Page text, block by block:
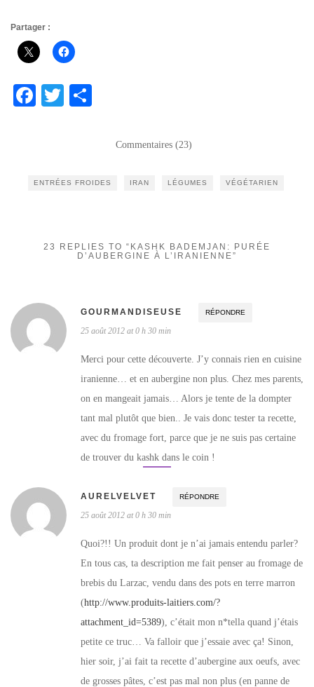
Partager :
Fa
T
Commentaires (23)
ENTRÉES FROIDES IRAN LÉGUMES VÉGÉTARIEN
23 REPLIES TO “KASHK BADEMJAN: PURÉE
D’AUBERGINE À L’IRANIENNE”
GOURMANDISEUSE RÉPONDRE
25 août 2012 at 0 h 30 min
Merci pour cette découverte. J’y connais rien en cuisine
iranienne… et en aubergine non plus. Chez mes parents,
on en mangeait jamais… Alors je tente de la dompter
tant mal plutôt que bien.. Je vais donc tester ta recette,
avec du fromage fort, parce que je ne suis pas certaine
de trouver du kashk dans le coin !
AURELVELVET RÉPONDRE
25 août 2012 at 0 h 30 min
Quoi?!! Un produit dont je n’ai jamais entendu parler?
En tous cas, ta description me fait penser au fromage de
brebis du Larzac, vendu dans des pots en terre marron
(http://www.produits-laitiers.com/?
attachment_id=5389), c’était mon n*tella quand j’étais
petite ce truc… Va falloir que j’essaie avec ça! Sinon,
hier soir, j’ai fait ta recette d’aubergine aux oeufs, avec
de grosses pâtes, c’est pas mal non plus (en panne de